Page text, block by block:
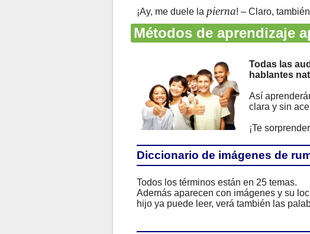
¡Ay, me duele la pierna! – Claro,
Métodos de aprendizaje
Todas las
hablantes
Así
clara y sin
¡Te
Diccionario de imágenes de
Todos los términos están en 25 temas.
Además aparecen con imágenes y su
hijo ya puede leer, verá también las